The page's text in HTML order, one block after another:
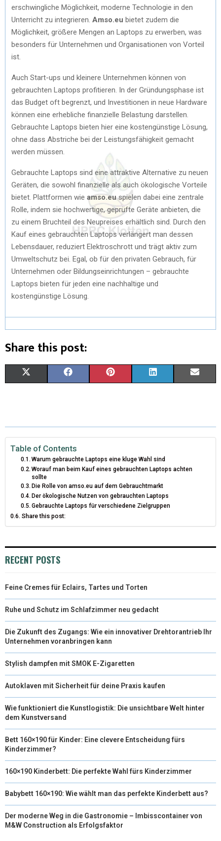
erschwingliche Möglichkeit, moderne Technologie in den
Unterricht zu integrieren. Amso.eu bietet zudem die
Möglichkeit, größere Mengen an Laptops zu erwerben, was
besonders für Unternehmen und Organisationen von Vorteil
ist.
Auch Start-ups und kleinere Unternehmen können von
gebrauchten Laptops profitieren. In der Gründungsphase ist
das Budget oft begrenzt, und Investitionen in neue Hardware
können eine erhebliche finanzielle Belastung darstellen.
Gebrauchte Laptops bieten hier eine kostengünstige Lösung,
ohne dass Abstriche bei der Leistungsfähigkeit gemacht
werden müssen.
Gebrauchte Laptops sind eine attraktive Alternative zu neuen
Geräten, die sowohl finanzielle als auch ökologische Vorteile
bietet. Plattformen wie amso.euspielen dabei eine zentrale
Rolle, indem sie hochwertige, geprüfte Geräte anbieten, die
zu einem Bruchteil des Neupreises erhältlich sind. Durch den
Kauf eines gebrauchten Laptops verlängert man dessen
Lebensdauer, reduziert Elektroschrott und trägt aktiv zum
Umweltschutz bei. Egal, ob für den privaten Gebrauch, für
Unternehmen oder Bildungseinrichtungen – gebrauchte
Laptops bieten für jeden eine nachhaltige und
kostengünstige Lösung.
Share this post:
W
T
T
E
R
E
O
K
T
R
S
K
D
N
I
Table of Contents
Warum gebrauchte Laptops eine kluge Wahl sind
Worauf man beim Kauf eines gebrauchten Laptops achten
sollte
Die Rolle von amso.eu auf dem Gebrauchtmarkt
Der ökologische Nutzen von gebrauchten Laptops
Gebrauchte Laptops für verschiedene Zielgruppen
Share this post:
RECENT POSTS
Feine Cremes für Eclairs, Tartes und Torten
Ruhe und Schutz im Schlafzimmer neu gedacht
Die Zukunft des Zugangs: Wie ein innovativer Drehtorantrieb Ihr
Unternehmen voranbringen kann
Stylish dampfen mit SMOK E-Zigaretten
Autoklaven mit Sicherheit für deine Praxis kaufen
Wie funktioniert die Kunstlogistik: Die unsichtbare Welt hinter
dem Kunstversand
Bett 160×190 für Kinder: Eine clevere Entscheidung fürs
Kinderzimmer?
160×190 Kinderbett: Die perfekte Wahl fürs Kinderzimmer
Babybett 160×190: Wie wählt man das perfekte Kinderbett aus?
Der moderne Weg in die Gastronomie – Imbisscontainer von
M&W Construction als Erfolgsfaktor